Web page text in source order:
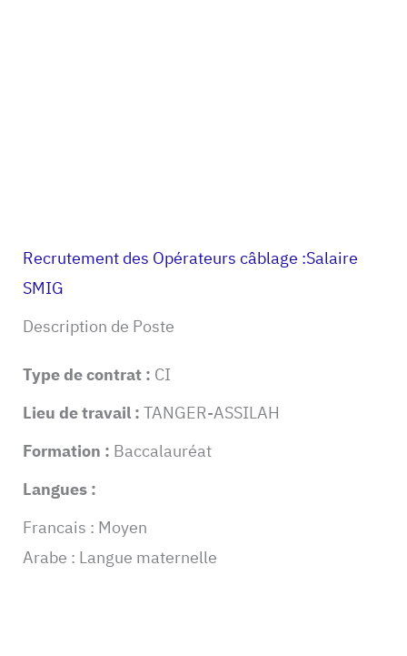
Recrutement des Opérateurs câblage :Salaire
SMIG
Description de Poste
Type de contrat : CI
Lieu de travail :TANGER-ASSILAH
Formation : Baccalauréat
Langues :
Francais : Moyen
Arabe : Langue maternelle